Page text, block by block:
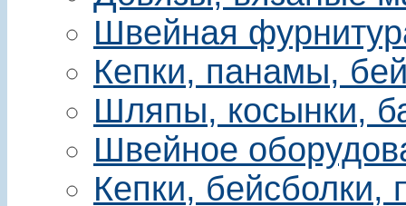
Швейная
Кепки, панамы,
Шляпы, косынки,
Швейное
Кепки,